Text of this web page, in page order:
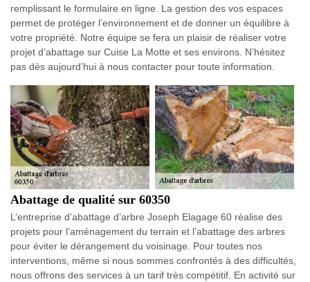
remplissant le formulaire en ligne. La gestion des vos espaces
permet de protéger l’environnement et de donner un équilibre à
votre propriété. Notre équipe se fera un plaisir de réaliser votre
projet d’abattage sur Cuise La Motte et ses environs. N’hésitez
pas dès aujourd’hui à nous contacter pour toute information.
Abattage de qualité sur 60350
L’entreprise d’abattage d’arbre Joseph Elagage 60 réalise des
projets pour l’aménagement du terrain et l’abattage des arbres
pour éviter le dérangement du voisinage. Pour toutes nos
interventions, même si nous sommes confrontés à des difficultés,
nous offrons des services à un tarif très compétitif. En activité sur